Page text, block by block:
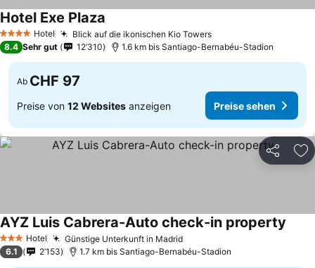
4 Sterne Hotel Blick auf die ikonischen Kio TowersPreise sehen
Hotel Exe Plaza
8.4 Sehr gut 12’310 1.6 km bis Santiago-Bernabéu-Stadion
Ab CHF 97
Preise von 12 Websites anzeigen Preise sehen
Teilen
3 SterneHotel Günstige Unterkunft in MadridPreise sehen
AYZ Luis Cabrera-Auto check-in property
6.1 2’153 1.7 km bis Santiago-Bernabéu-Stadion